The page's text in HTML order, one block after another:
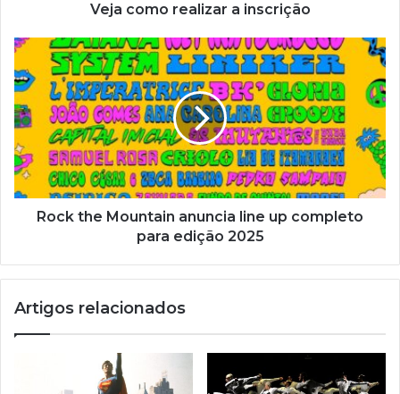
m
i
l
Veja como realizar a inscrição
Rock the Mountain anuncia line up completo
para edição 2025
Artigos relacionados